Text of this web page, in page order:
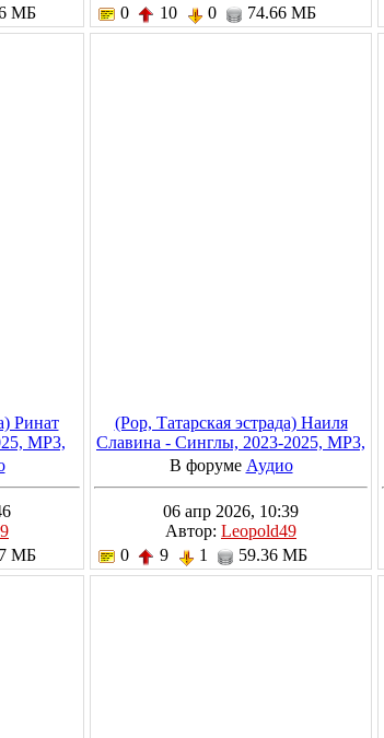
МБ
0
10 0 74.66 МБ
Ринат
MP3,
МБ
(Pop, Татарская эстрада) Наиля
Славина - Синглы, 2023-2025, MP3,
320 kbps
В форуме Аудио
06 апр 2026, 10:39
Автор: Leopold49
0
9 1 59.36 МБ